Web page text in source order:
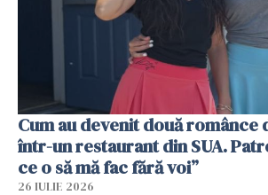
Cum au devenit două românce
într-un restaurant din SUA.
ce o să mă fac fără voi”
26 IULIE 2026